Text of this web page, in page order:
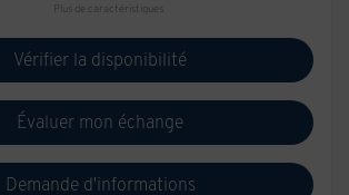
Plus de caractéristiques
Vérifier la disponibilité
Évaluer mon échange
Demande d'informations